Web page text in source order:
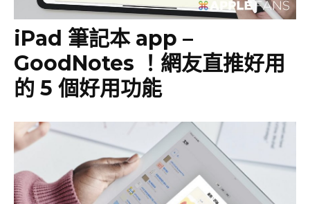
iPad 筆記本 app –
GoodNotes ！網友直推好用
的 5 個好用功能